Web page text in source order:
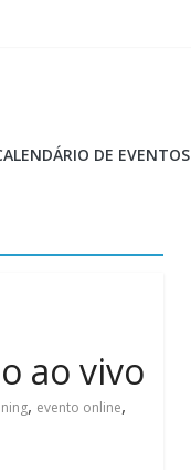
DE EVENTOS
ao vivo
, evento online,